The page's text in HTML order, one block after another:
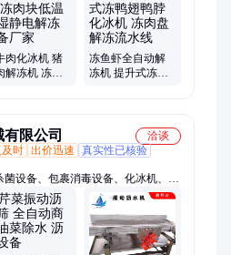
机
肉化冰机 猪
解冻机 冻肉
冻鱼虾全自动解
冻机 提升式冻鸭
限公司
洽谈
及时 出价迅速
真实性已核验
设备、包裹消毒设备、化冰机、托
备、低温灭菌流水线